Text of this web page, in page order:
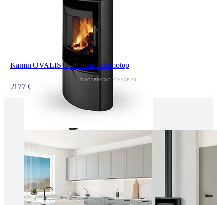
Kamin OVALIS G 30 metall Romotop
TOOTEKOOD: OVAXE 30
2177 €
(+372) 677 6977
E-R 10:00-18:30